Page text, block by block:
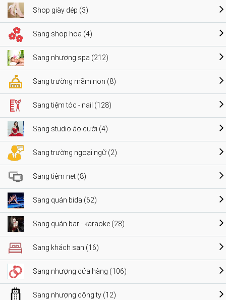
Shop giày dép (3)
Sang shop hoa (4)
Sang nhượng spa (212)
Sang trường mầm non (8)
Sang tiệm tóc - nail (128)
Sang studio áo cưới (4)
Sang trường ngoại ngữ (2)
Sang tiệm net (8)
Sang quán bida (62)
Sang quán bar - karaoke (28)
Sang khách sạn (16)
Sang nhượng cửa hàng (106)
Sang nhượng công ty (12)